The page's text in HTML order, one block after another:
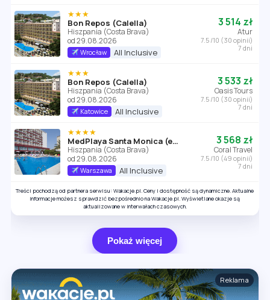
★★★
Bon Repos (Calella)
Hiszpania (Costa Brava)
od 29.08.2026
Wrocław All Inclusive
3 514 zł
Atur
7.5 /10 (30 opinii)
7 dni
★★★
Bon Repos (Calella)
Hiszpania (Costa Brava)
od 29.08.2026
Katowice All Inclusive
3 533 zł
Oasis Tours
7.5 /10 (30 opinii)
7 dni
★★★★
MedPlaya Santa Monica (ex. Santa Monica)
Hiszpania (Costa Brava)
od 29.08.2026
Warszawa All Inclusive
3 568 zł
Coral Travel
7.5 /10 (49 opinii)
7 dni
Treści pochodzą od partnera serwisu: Wakacje.pl. Ceny i dostępność są dynamiczne. Aktualne
informacje możesz sprawdzić bezpośrednio na Wakacje.pl. Wyświetlane okazje są
aktualizowane w interwałach czasowych.
Pokaż więcej
Reklama